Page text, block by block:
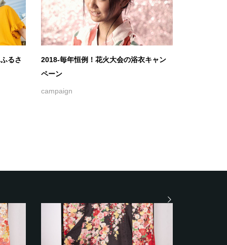
るさ
2018-毎年恒例！花火大会の浴衣キャン
ペーン
campaign